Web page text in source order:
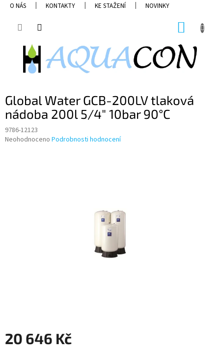
PřejítO NÁS KONTAKTY KE STAŽENÍ NOVINKY
Global Water GCB-200LV tlaková
nádoba 200l 5/4" 10bar 90°C
9786-12123
Průměrné
Neohodnoceno Podrobnosti hodnocení
20 646 Kč